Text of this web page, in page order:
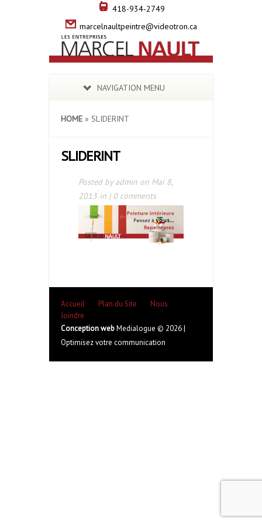
418-934-2749
marcelnaultpeintre@videotron.ca
NAVIGATION MENU
HOME » SLIDERINT
SLIDERINT
Posted byadmin on Mai 8,
2013 in |0 comments
Accueil Plan du Site
Nous
Joindre
Conception webMedialogue © 2026 |
Optimisez votre communication